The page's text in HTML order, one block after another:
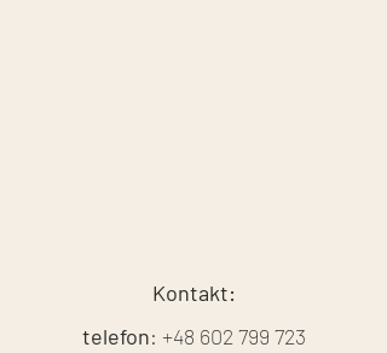
Kontakt:
telefon: +48 602 799 723